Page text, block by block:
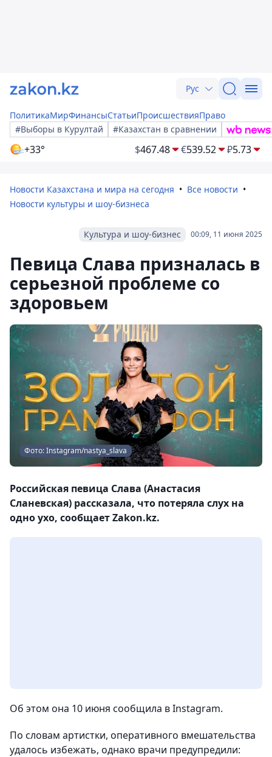
Рус
ПолитикаМирФинансыСтатьиПроисшествияПраво
#Выборы в Курултай
#Казахстан в сравнении
+33° $467.48 €539.52 ₽5.73
Новости Казахстана и мира на сегодня
Все новости
Новости культуры и шоу-бизнеса
00:09, 11 июня 2025
Культура и шоу-бизнес
Певица Слава призналась в
серьезной проблеме со
здоровьем
Фото: Instagram/nastya_slava
Российская певица Слава (Анастасия
Сланевская) рассказала, что потеряла слух на
одно ухо, сообщает Zakon.kz.
Об этом она 10 июня сообщила в Instagram.
По словам артистки, оперативного вмешательства
удалось избежать, однако врачи предупредили: